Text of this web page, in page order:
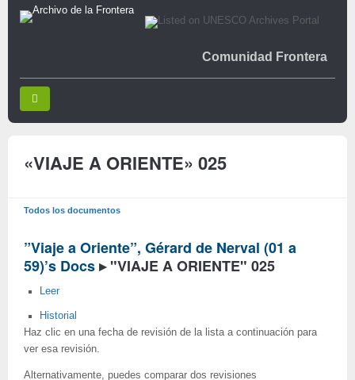
Comunidad Frontera
«VIAJE A ORIENTE» 025
Todos los documentos
”Viaje a Oriente”, Gérard de Nerval (01 a
59)’s Docs▸ "VIAJE A ORIENTE" 025
Leer
Historial
Haz clic en una fecha de revisión de la lista a continuación para
ver esa revisión.
Alternativamente, puedes comparar dos revisiones